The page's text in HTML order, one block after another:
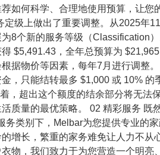
如何科学、合理地使用预算，让
定级上做出了重要调整。从2025年
8个新的服务等级（Classification
$5,491.43，全年总预算为
据物价等因素，每年7月进行调整
，只能结转最多 $1,000 或 10%
，超出这个额度的结余部分将无法
质量的最优策略。 02 精彩服务 既
务类别下，Melbar为您提供专业的
增长，繁重的家务难免让人力不
物，我们致力于为您营造一个明